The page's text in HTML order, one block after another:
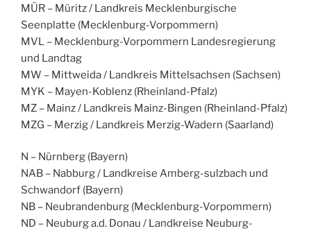
MÜR – Müritz / Landkreis Mecklenburgische
Seenplatte (Mecklenburg-Vorpommern)
MVL – Mecklenburg-Vorpommern Landesregierung
und Landtag
MW – Mittweida / Landkreis Mittelsachsen (Sachsen)
MYK – Mayen-Koblenz (Rheinland-Pfalz)
MZ – Mainz / Landkreis Mainz-Bingen (Rheinland-Pfalz)
MZG – Merzig / Landkreis Merzig-Wadern (Saarland)
N – Nürnberg (Bayern)
NAB – Nabburg / Landkreise Amberg-sulzbach und
Schwandorf (Bayern)
NB – Neubrandenburg (Mecklenburg-Vorpommern)
ND – Neuburg a.d. Donau / Landkreise Neuburg-